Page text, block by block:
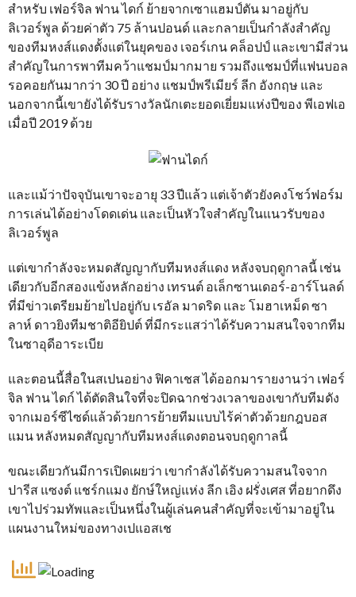
สำหรับ เฟอร์จิล ฟาน ไดก์ ย้ายจากเซาแฮมป์ตัน มาอยู่กับ
ลิเวอร์พูล ด้วยค่าตัว 75 ล้านปอนด์ และกลายเป็นกำลังสำคัญ
ของทีมหงส์แดงตั้งแต่ในยุคของ เจอร์เกน คล็อปป์ และเขามีส่วน
สำคัญในการพาทีมคว้าแชมป์มากมาย รวมถึงแชมป์ที่แฟนบอล
รอคอยกันมากว่า 30 ปี อย่าง แชมป์พรีเมียร์ ลีก อังกฤษ และ
นอกจากนี้เขายังได้รับรางวัลนักเตะยอดเยี่ยมแห่งปีของ พีเอฟเอ
เมื่อปี 2019 ด้วย
และแม้ว่าปัจจุบันเขาจะอายุ 33 ปีแล้ว แต่เจ้าตัวยังคงโชว์ฟอร์ม
การเล่นได้อย่างโดดเด่น และเป็นหัวใจสำคัญในแนวรับของ
ลิเวอร์พูล
แต่เขากำลังจะหมดสัญญากับทีมหงส์แดง หลังจบฤดูกาลนี้ เช่น
เดียวกับอีกสองแข้งหลักอย่าง เทรนต์ อเล็กซานเดอร์-อาร์โนลด์
ที่มีข่าวเตรียมย้ายไปอยู่กับ เรอัล มาดริด และ โมฮาเหม็ด ซา
ลาห์ ดาวยิงทีมชาติอียิปต์ ที่มีกระแสว่าได้รับความสนใจจากทีม
ในซาอุดีอาระเบีย
และตอนนี้สื่อในสเปนอย่าง ฟิคาเชส ได้ออกมารายงานว่า เฟอร์
จิล ฟาน ไดก์ ได้ตัดสินใจที่จะปิดฉากช่วงเวลาของเขากับทีมดัง
จากเมอร์ซีไซด์แล้วด้วยการย้ายทีมแบบไร้ค่าตัวด้วยกฎบอส
แมน หลังหมดสัญญากับทีมหงส์แดงตอนจบฤดูกาลนี้
ขณะเดียวกันมีการเปิดเผยว่า เขากำลังได้รับความสนใจจาก
ปารีส แซงต์ แชร์กแมง ยักษ์ใหญ่แห่ง ลีก เอิง ฝรั่งเศส ที่อยากดึง
เขาไปร่วมทัพและเป็นหนึ่งในผู้เล่นคนสำคัญที่จะเข้ามาอยู่ใน
แผนงานใหม่ของทางเปแอสเช